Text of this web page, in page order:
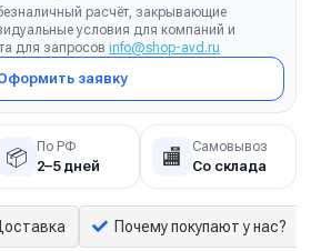
расчёт, закрывающие
условия для компаний и
для запросов info@shop-avd.ru
заявку
📦 По РФ
2–5 дней 🏬 Самовывоз
Со склада
Почему покупают у нас?